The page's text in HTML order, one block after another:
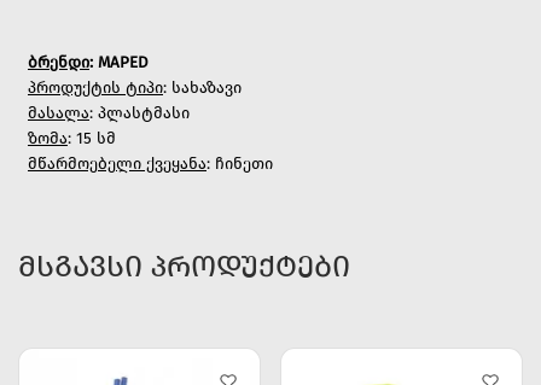
ბრენდი: MAPED
პროდუქტის ტიპი: სახაზავი
მასალა: პლასტმასი
ზომა: 15 სმ
მწარმოებელი ქვეყანა: ჩინეთი
ᲛᲡᲒᲐᲕᲡᲘ ᲞᲠᲝᲓᲣᲥᲢᲔᲑᲘ